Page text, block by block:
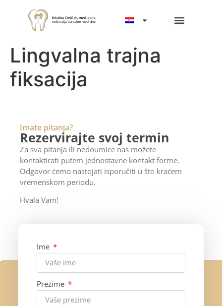
Lingvalna trajna
fiksacija
Imate pitanja?
Rezervirajte svoj termin
Za sva pitanja ili nedoumice nas možete
kontaktirati putem jednostavne kontakt forme.
Odgovor ćemo nastojati isporučiti u što kraćem
vremenskom periodu.
Hvala Vam!
Ime
Prezime